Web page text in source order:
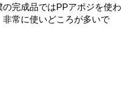
完成品ではPPアポジを使わ
常に使いどころが多いで